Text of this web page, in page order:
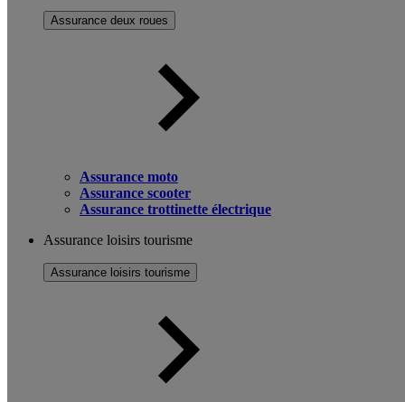
Assurance deux roues
Assurance moto
Assurance scooter
Assurance trottinette électrique
Assurance loisirs tourisme
Assurance loisirs tourisme